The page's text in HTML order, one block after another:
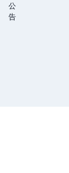
公
告